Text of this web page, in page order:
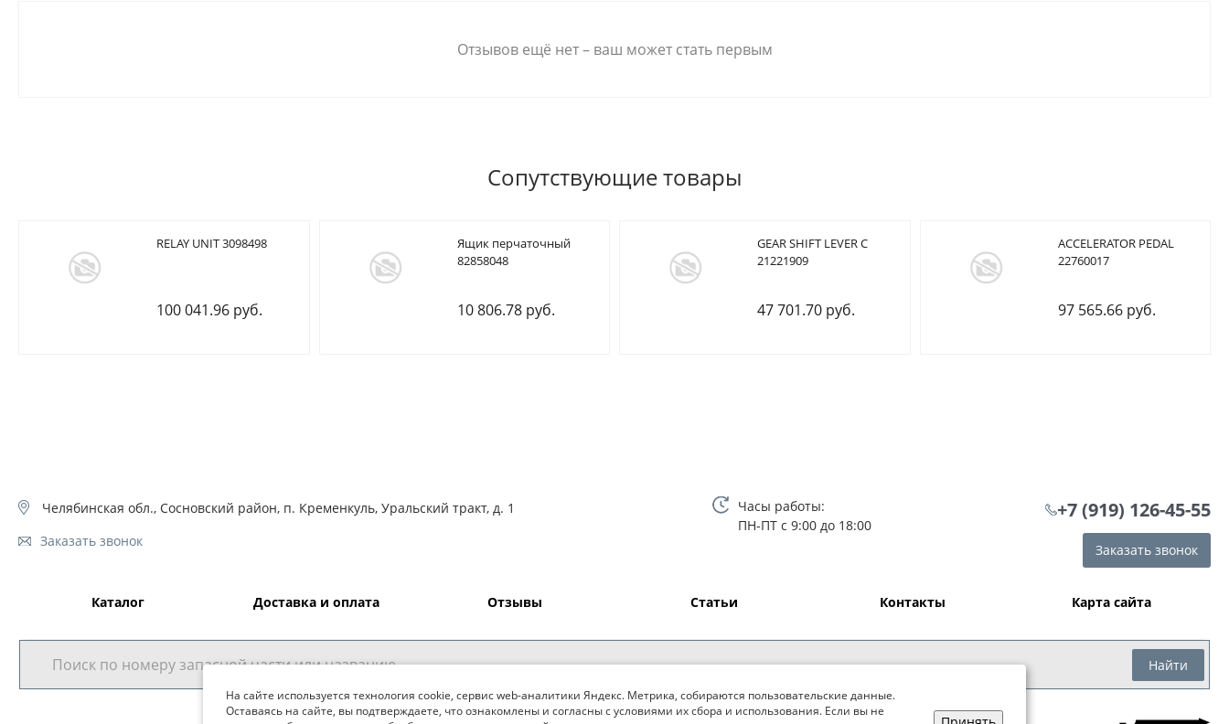
Отзывов ещё нет – ваш может стать первым
Сопутствующие товары
RELAY UNIT 3098498
100 041.96 руб.
Ящик перчаточный
82858048
10 806.78 руб.
GEAR SHIFT LEVER C
21221909
47 701.70 руб.
ACCELERATOR PEDAL
22760017
97 565.66 руб.
Челябинская обл., Сосновский район, п. Кременкуль, Уральский тракт, д. 1
Заказать звонок
Часы работы:
ПН-ПТ с 9:00 до 18:00
+7 (919) 126-45-55
Заказать звонок
Каталог Доставка и оплата Отзывы Статьи Контакты Карта сайта
Найти
На сайте используется технология cookie, сервис web-аналитики Яндекс. Метрика, собираются пользовательские данные.
Оставаясь на сайте, вы подтверждаете, что ознакомлены и согласны с условиями их сбора и использования. Если вы не